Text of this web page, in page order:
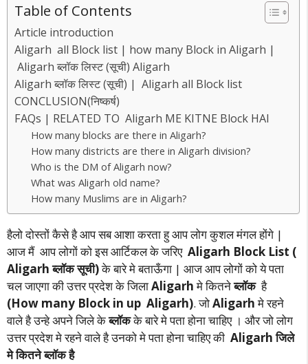
Table of Contents
Article introduction
Aligarh all Block list | how many Block in Aligarh |
Aligarh ब्लॉक लिस्ट (सूची) Aligarh
Aligarh ब्लॉक लिस्ट (सूची) | Aligarh all Block list
CONCLUSION(निष्कर्ष)
FAQs | RELATED TO Aligarh ME KITNE Block HAI
How many blocks are there in Aligarh?
How many districts are there in Aligarh division?
Who is the DM of Aligarh now?
What was Aligarh old name?
How many Muslims are in Aligarh?
हैलो दोस्तों कैसे है आप सब आशा करता हु आप लोग कुशल मंगल होंगे |
आज मैं आप लोगों को इस आर्टिकल के जरिए Aligarh Block List (
Aligarh ब्लॉक सूची)के बारे मे बताऊँगा | आज आप लोगों को ये पता
चल जाएगा की उत्तर प्रदेश के जिलाAligarhमे कितनेब्लॉक है
(How many Block in up Aligarh). जोAligarhमे रहने
वाले है उन्हे अपने जिले केब्लॉकके बारे मे पता होना चाहिए । और जो लोग
उत्तर प्रदेश मे रहने वाले है उनको मे पता होना चाहिए की Aligarh जिले
मे कितने ब्लॉक है